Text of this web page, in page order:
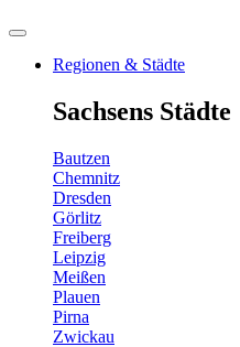
Regionen & Städte
Sachsens Städte
Bautzen
Chemnitz
Dresden
Görlitz
Freiberg
Leipzig
Meißen
Plauen
Pirna
Zwickau